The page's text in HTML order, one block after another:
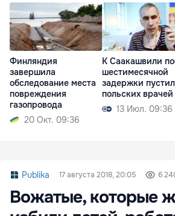
Финляндия
завершила
обследование места
повреждения
газопровода
20 Окт. 09:36
К Саакашвили
шестимесячной
задержки
польских врачей
13 Июл. 09:36
Publika 17 августа 2018, 20:05 6
Вожатые, которые